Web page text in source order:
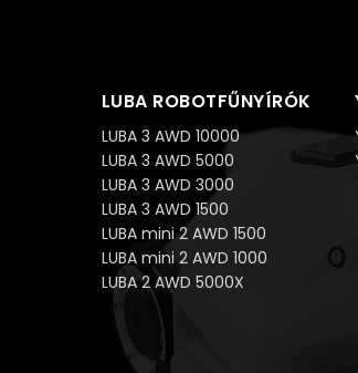
LUBA ROBOTFŰNYÍRÓK
LUBA 3 AWD 10000
LUBA 3 AWD 5000
LUBA 3 AWD 3000
LUBA 3 AWD 1500
LUBA mini 2 AWD 1500
LUBA mini 2 AWD 1000
LUBA 2 AWD 5000X